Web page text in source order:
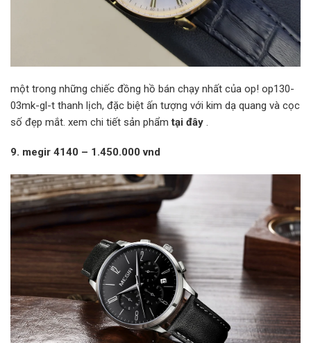
một trong những chiếc đồng hồ bán chạy nhất của op! op130-
03mk-gl-t thanh lịch, đặc biệt ấn tượng với kim dạ quang và cọc
số đẹp mắt. xem chi tiết sản phẩmtại đây .
9. megir 4140 – 1.450.000 vnd